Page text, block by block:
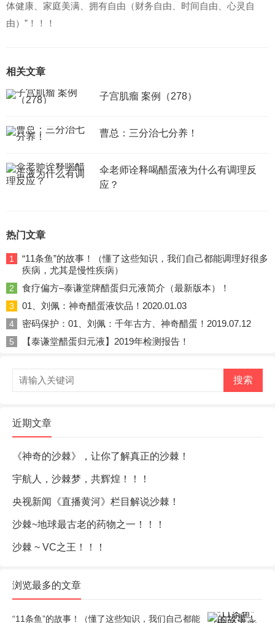
体健康、家庭美满、拥有自由（财务自由、时间自由、心灵自
由）”！！！
相关文章
子宫肌瘤 案例（278）
曹总：三分治七分养！
伞老师诠释喝醋蛋液为什么有调理反
应？
热门文章
1
“11条鱼”的故事！（懂了这些知识，我们自己都能调理好很多
疾病，尤其是慢性疾病）
2 食疗偏方–泰谦堂牌醋蛋归元液简介（最新版本）！
3 01、刘佩：神奇醋蛋液饮品！2020.01.03
4 密码保护：01、刘佩：千年古方、神奇醋蛋！2019.07.12
5 【泰谦堂醋蛋归元液】2019年检测报告！
搜索
近期文章
《神奇的沙棘》，让你了解真正的沙棘！
宇航人，沙棘梦，共辉煌！！！
央视新闻《直播黄河》栏目解说沙棘！
沙棘~地球最古老的药物之一！！！
沙棘 ~ VC之王！！！
浏览最多的文章
“11条鱼”的故事！（懂了这些知识，我们自己都能